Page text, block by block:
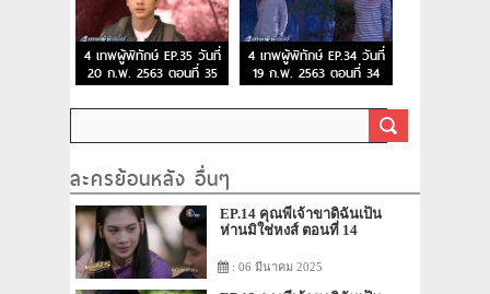
4 เทพผู้พิทักษ์ EP.35 วันที่
20 ก.พ. 2563 ตอนที่ 35
4 เทพผู้พิทักษ์ EP.34 วันที่
19 ก.พ. 2563 ตอนที่ 34
ละครย้อนหลัง อื่นๆ
EP.14 คุณพี่เจ้าขาดิฉันเป็น
ห่านมิใช่หงส์ ตอนที่ 14
: 06 มีนาคม 2025